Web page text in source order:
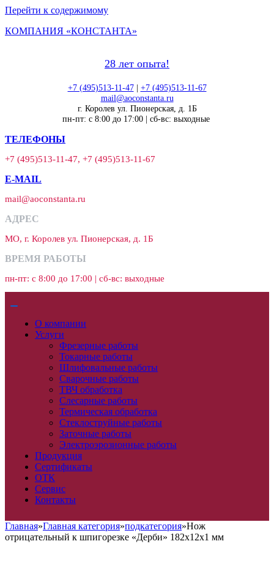
Перейти к содержимому
КОМПАНИЯ «КОНСТАНТА»
28 лет опыта!
+7 (495)513-11-47| +7 (495)513-11-67
mail@aoconstanta.ru
г. Королев ул. Пионерская, д. 1Б
пн-пт: с 8:00 до 17:00 | сб-вс: выходные
ТЕЛЕФОНЫ
+7 (495)513-11-47, +7 (495)513-11-67
E-MAIL
mail@aoconstanta.ru
АДРЕС
МО, г. Королев ул. Пионерская, д. 1Б
ВРЕМЯ РАБОТЫ
пн-пт: с 8:00 до 17:00 | сб-вс: выходные
О компании
Услуги
Фрезерные работы
Токарные работы
Шлифовальные работы
Сварочные работы
ТВЧ обработка
Слесарные работы
Термическая обработка
Стеклоструйные работы
Заточные работы
Электроэрозионные работы
Продукция
Сертификаты
ОТК
Сервис
Контакты
Главная»Главная категория»подкатегория»Нож
отрицательный к шпигорезке «Дерби» 182х12х1 мм